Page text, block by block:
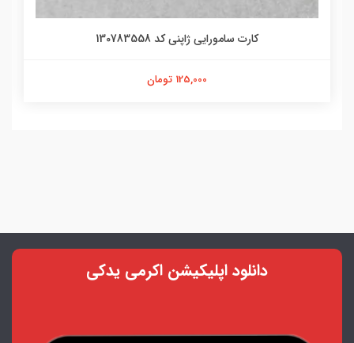
کارت سامورایی ژاپنی کد 130783558
125,000 تومان
دانلود اپلیکیشن اکرمی یدکی